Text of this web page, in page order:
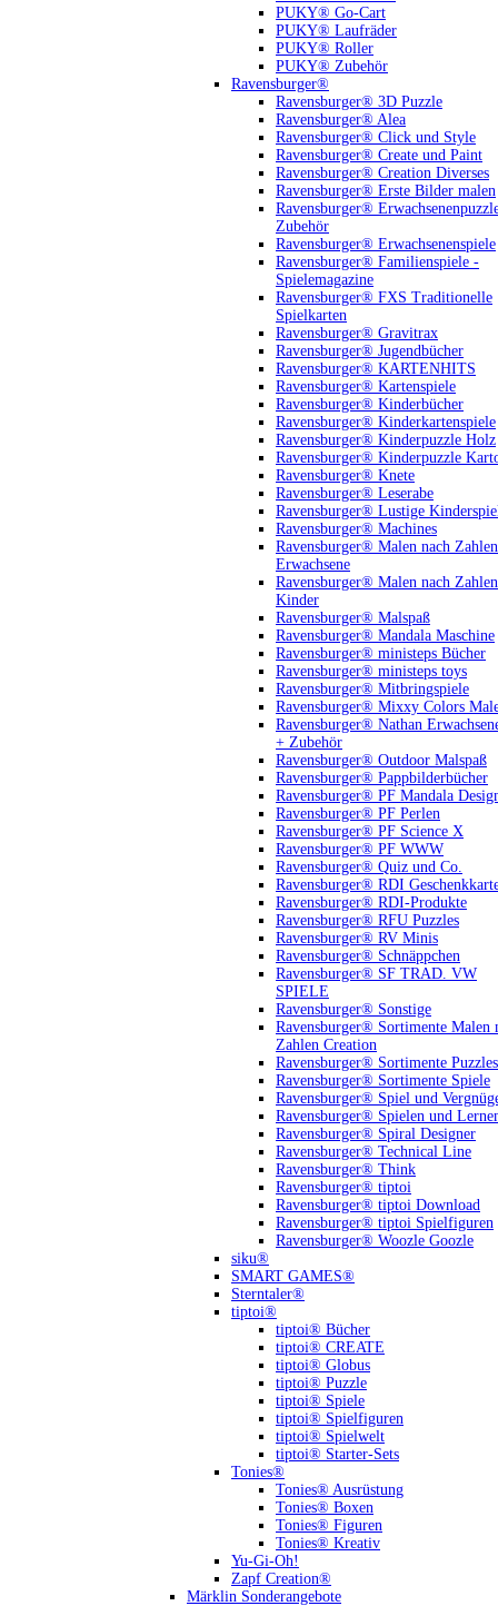
PUKY® Go-Cart
PUKY® Laufräder
PUKY® Roller
PUKY® Zubehör
Ravensburger®
Ravensburger® 3D Puzzle
Ravensburger® Alea
Ravensburger® Click und Style
Ravensburger® Create und Paint
Ravensburger® Creation Diverses
Ravensburger® Erste Bilder malen
Ravensburger®
Zubehör
Ravensburger® Erwachsenenspiele
Ravensburger® Familienspiele -
Spielemagazine
Ravensburger® FXS Traditionelle
Spielkarten
Ravensburger® Gravitrax
Ravensburger® Jugendbücher
Ravensburger® KARTENHITS
Ravensburger® Kartenspiele
Ravensburger® Kinderbücher
Ravensburger® Kinderkartenspiele
Ravensburger® Kinderpuzzle Holz
Ravensburger® Kinderpuzzle
Ravensburger® Knete
Ravensburger® Leserabe
Ravensburger® Lustige
Ravensburger® Machines
Ravensburger® Malen nach Zahlen
Erwachsene
Ravensburger® Malen nach Zahlen
Kinder
Ravensburger® Malspaß
Ravensburger® Mandala Maschine
Ravensburger® ministeps Bücher
Ravensburger® ministeps toys
Ravensburger® Mitbringspiele
Ravensburger® Mixxy Colors
Ravensburger® Nathan
+ Zubehör
Ravensburger® Outdoor Malspaß
Ravensburger® Pappbilderbücher
Ravensburger® PF Mandala
Ravensburger® PF Perlen
Ravensburger® PF Science X
Ravensburger® PF WWW
Ravensburger® Quiz und Co.
Ravensburger® RDI
Ravensburger® RDI-Produkte
Ravensburger® RFU Puzzles
Ravensburger® RV Minis
Ravensburger® Schnäppchen
Ravensburger® SF TRAD. VW
SPIELE
Ravensburger® Sonstige
Ravensburger® Sortimente Malen
Zahlen Creation
Ravensburger® Sortimente Puzzles
Ravensburger® Sortimente Spiele
Ravensburger® Spiel und
Ravensburger® Spielen und
Ravensburger® Spiral Designer
Ravensburger® Technical Line
Ravensburger® Think
Ravensburger® tiptoi
Ravensburger® tiptoi Download
Ravensburger® tiptoi Spielfiguren
Ravensburger® Woozle Goozle
siku®
SMART GAMES®
Sterntaler®
tiptoi®
tiptoi® Bücher
tiptoi® CREATE
tiptoi® Globus
tiptoi® Puzzle
tiptoi® Spiele
tiptoi® Spielfiguren
tiptoi® Spielwelt
tiptoi® Starter-Sets
Tonies®
Tonies® Ausrüstung
Tonies® Boxen
Tonies® Figuren
Tonies® Kreativ
Yu-Gi-Oh!
Zapf Creation®
Märklin Sonderangebote